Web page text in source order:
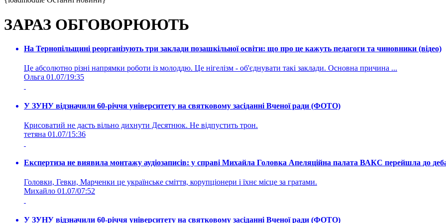
ЗАРАЗ ОБГОВОРЮЮТЬ
На Тернопільщині реорганізують три заклади позашкільної освіти: що про це кажуть педагоги та чиновники (відео)
Це абсолютно різні напрямки роботи із молоддю. Це нігелізм - об'єднувати такі заклади. Основна причина ...
Ольга 01.07/19:35
У ЗУНУ відзначили 60-річчя університету на святковому засіданні Вченої ради (ФОТО)
Крисоватий не дасть вільно дихнути Десятнюк. Не відпустить трон.
тетяна 01.07/15:36
Експертиза не виявила монтажу аудіозаписів: у справі Михайла Головка Апеляційна палата ВАКС перейшла до
Головки, Гевки, Марченки це українське сміття, корупціонери і їхнє місце за гратами.
Михайло 01.07/07:52
У ЗУНУ відзначили 60-річчя університету на святковому засіданні Вченої ради (ФОТО)